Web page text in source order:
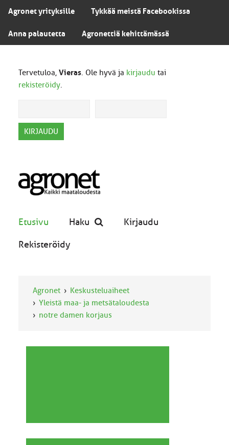
Agronet yrityksille Tykkää meistä Facebookissa
Anna palautetta Agronettiä kehittämässä
Tervetuloa, Vieras. Ole hyvä ja kirjaudu tai
rekisteröidy.
Etusivu Haku Kirjaudu
Rekisteröidy
Agronet
Keskusteluaiheet
Yleistä maa- ja metsätaloudesta
notre damen korjaus